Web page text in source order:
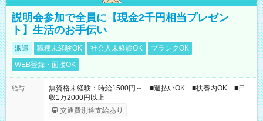
説明会参加で全員に【現金2千円相当プレゼン
ト】生活のお手伝い
派遣 職種未経験OK 社会人未経験OK
ブランクOK
WEB登録・面接OK
給与
無資格未経験：時給1500円～ ■週払いOK ■扶養内OK ■日
収1万2000円以上
交通費別途支給あり